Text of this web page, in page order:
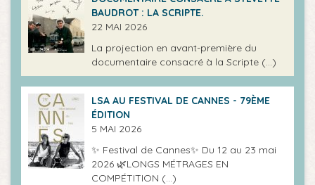
BAUDROT : LA SCRIPTE.
22 MAI 2026
La projection en avant-première du
documentaire consacré à la Scripte (…)
LSA AU FESTIVAL DE CANNES - 79ÈME
ÉDITION
5 MAI 2026
✨ Festival de Cannes✨ Du 12 au 23 mai
2026 🌿LONGS MÉTRAGES EN
COMPÉTITION (…)